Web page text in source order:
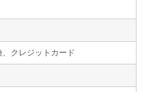
クレジットカード